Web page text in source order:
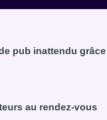
pub inattendu grâce
de pub inattendu grâce
au rendez-vous